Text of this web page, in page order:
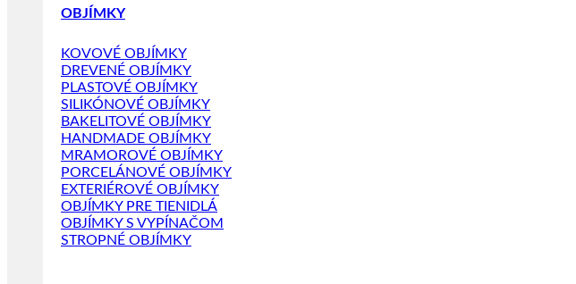
OBJÍMKY
KOVOVÉ OBJÍMKY
DREVENÉ OBJÍMKY
PLASTOVÉ OBJÍMKY
SILIKÓNOVÉ OBJÍMKY
BAKELITOVÉ OBJÍMKY
HANDMADE OBJÍMKY
MRAMOROVÉ OBJÍMKY
PORCELÁNOVÉ OBJÍMKY
EXTERIÉROVÉ OBJÍMKY
OBJÍMKY PRE TIENIDLÁ
OBJÍMKY S VYPÍNAČOM
STROPNÉ OBJÍMKY